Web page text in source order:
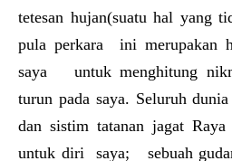
tetesan hujan(suatu hal yang
pula perkara ini merupakan
saya untuk menghitung
turun pada saya. Seluruh
dan sistim tatanan jagat
untuk diri saya; sebuah